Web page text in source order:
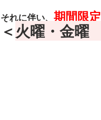
それに伴い、 期間限定
＜ 火曜・金曜